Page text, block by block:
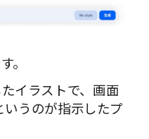
。
イラストで、画面
うのが指示したプ